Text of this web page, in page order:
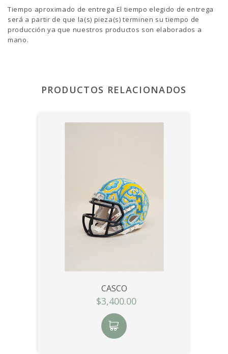
Tiempo aproximado de entrega El tiempo elegido de entrega
será a partir de que la(s) pieza(s) terminen su tiempo de
producción ya que nuestros productos son elaborados a
mano.
PRODUCTOS RELACIONADOS
CASCO
$3,400.00